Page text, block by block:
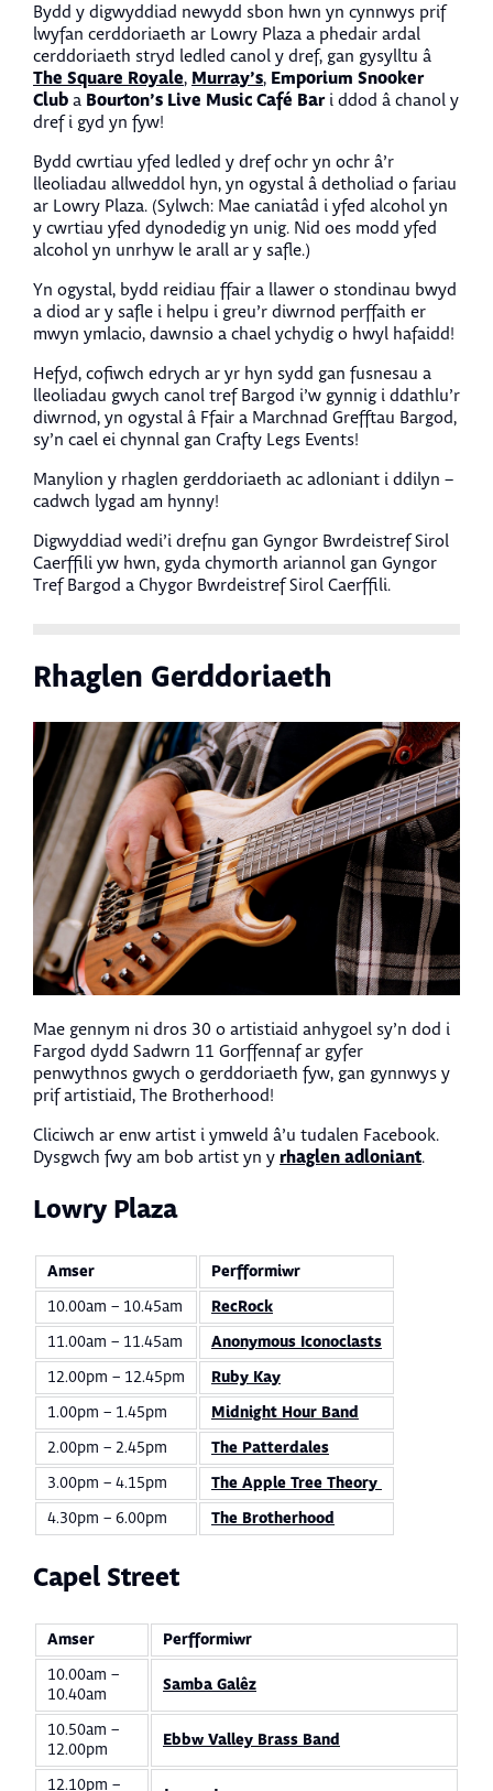
Bydd y digwyddiad newydd sbon hwn yn cynnwys prif
lwyfan cerddoriaeth ar Lowry Plaza a phedair ardal
cerddoriaeth stryd ledled canol y dref, gan gysylltu â
The Square Royale, Murray’s, Emporium Snooker
Club a Bourton’s Live Music Café Bari ddod â chanol y
dref i gyd yn fyw!
Bydd cwrtiau yfed ledled y dref ochr yn ochr â’r
lleoliadau allweddol hyn, yn ogystal â detholiad o fariau
ar Lowry Plaza. (Sylwch: Mae caniatâd i yfed alcohol yn
y cwrtiau yfed dynodedig yn unig. Nid oes modd yfed
alcohol yn unrhyw le arall ar y safle.)
Yn ogystal, bydd reidiau ffair a llawer o stondinau bwyd
a diod ar y safle i helpu i greu’r diwrnod perffaith er
mwyn ymlacio, dawnsio a chael ychydig o hwyl hafaidd!
Hefyd, cofiwch edrych ar yr hyn sydd gan fusnesau a
lleoliadau gwych canol tref Bargod i’w gynnig i ddathlu’r
diwrnod, yn ogystal â Ffair a Marchnad Grefftau Bargod,
sy’n cael ei chynnal gan Crafty Legs Events!
Manylion y rhaglen gerddoriaeth ac adloniant i ddilyn –
cadwch lygad am hynny!
Digwyddiad wedi’i drefnu gan Gyngor Bwrdeistref Sirol
Caerffili yw hwn, gyda chymorth ariannol gan Gyngor
Tref Bargod a Chygor Bwrdeistref Sirol Caerffili.
Rhaglen Gerddoriaeth
Mae gennym ni dros 30 o artistiaid anhygoel sy’n dod i
Fargod dydd Sadwrn 11 Gorffennaf ar gyfer
penwythnos gwych o gerddoriaeth fyw, gan gynnwys y
prif artistiaid, The Brotherhood!
Cliciwch ar enw artist i ymweld â’u tudalen Facebook.
Dysgwch fwy am bob artist yn y rhaglen adloniant.
Lowry Plaza
Amser
Perfformiwr
10.00am – 10.45am
RecRock
11.00am – 11.45am
Anonymous Iconoclasts
12.00pm – 12.45pm
Ruby Kay
1.00pm – 1.45pm
Midnight Hour Band
2.00pm – 2.45pm
The Patterdales
3.00pm – 4.15pm
The Apple Tree Theory
4.30pm – 6.00pm
The Brotherhood
Capel Street
Amser
Perfformiwr
10.00am –
10.40am
Samba Galêz
10.50am –
12.00pm
Ebbw Valley Brass Band
12.10pm –